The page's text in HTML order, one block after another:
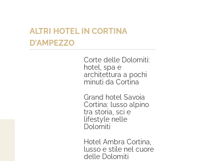
ALTRI HOTEL IN CORTINA
D'AMPEZZO
Corte delle Dolomiti:
hotel, spa e
architettura a pochi
minuti da Cortina
Grand hotel Savoia
Cortina: lusso alpino
tra storia, sci e
lifestyle nelle
Dolomiti
Hotel Ambra Cortina,
lusso e stile nel cuore
delle Dolomiti